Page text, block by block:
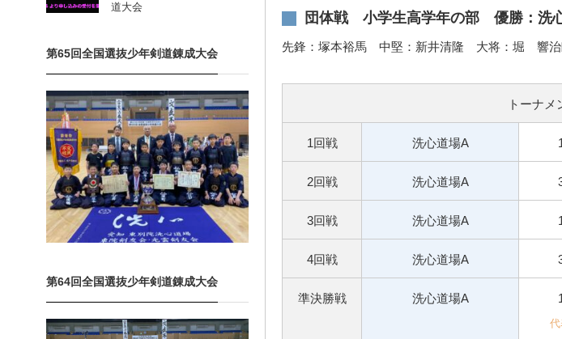
団体戦 小学生高学年の部 優勝：洗
先鋒：塚本裕馬 中堅：新井清隆 大将：堀 響治
トーナメ
1回戦 洗心道場A
2回戦 洗心道場A
3回戦 洗心道場A
4回戦 洗心道場A
準決勝戦 洗心道場A
道大会
第65回全国選抜少年剣道錬成大会
第64回全国選抜少年剣道錬成大会